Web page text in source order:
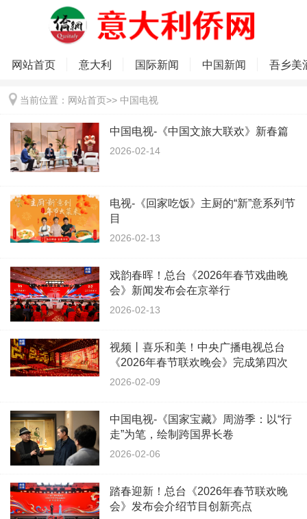
网站首页 意大利 国际新闻 中国新闻 吾乡美
当前位置： 网站首页>> 中国电视
中国电视-《中国文旅大联欢》新春篇
2026-02-14
电视-《回家吃饭》主厨的“新”意系列节
目
2026-02-13
戏韵春晖！总台《2026年春节戏曲晚
会》新闻发布会在京举行
2026-02-13
视频丨喜乐和美！中央广播电视总台
《2026年春节联欢晚会》完成第四次
彩排
2026-02-09
中国电视-《国家宝藏》周游季：以“行
走”为笔，绘制跨国界长卷
2026-02-06
踏春迎新！总台《2026年春节联欢晚
会》发布会介绍节目创新亮点